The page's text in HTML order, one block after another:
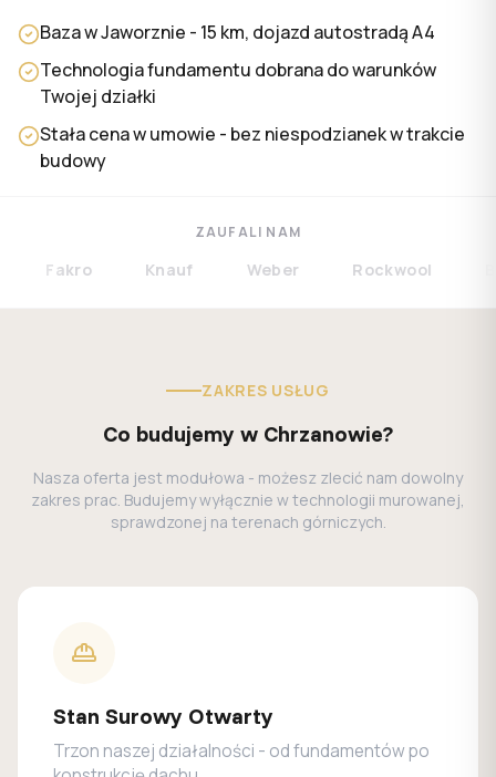
Baza w Jaworznie - 15 km, dojazd autostradą A4
Technologia fundamentu dobrana do warunków
Twojej działki
Stała cena w umowie - bez niespodzianek w trakcie
budowy
ZAUFALI NAM
Fakro Knauf Weber Rockwool
ZAKRES USŁUG
Co budujemy w Chrzanowie?
Nasza oferta jest modułowa - możesz zlecić nam dowolny
zakres prac. Budujemy wyłącznie w technologii murowanej,
sprawdzonej na terenach górniczych.
Stan Surowy Otwarty
Trzon naszej działalności - od fundamentów po